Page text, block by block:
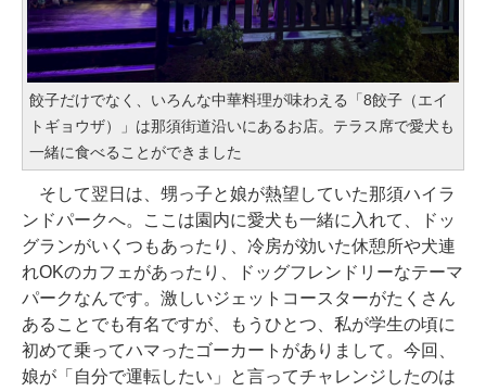
餃子だけでなく、いろんな中華料理が味わえる「8餃子（エイ
トギョウザ）」は那須街道沿いにあるお店。テラス席で愛犬も
一緒に食べることができました
そして翌日は、甥っ子と娘が熱望していた那須ハイラ
ンドパークへ。ここは園内に愛犬も一緒に入れて、ドッ
グランがいくつもあったり、冷房が効いた休憩所や犬連
れOKのカフェがあったり、ドッグフレンドリーなテーマ
パークなんです。激しいジェットコースターがたくさん
あることでも有名ですが、もうひとつ、私が学生の頃に
初めて乗ってハマったゴーカートがありまして。今回、
娘が「自分で運転したい」と言ってチャレンジしたのは